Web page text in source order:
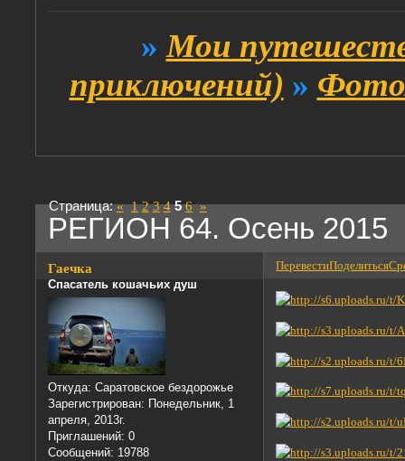
» Мои
приключений) »
РЕГИОН 64. Осень 2015
Страница:« 1 2 3 4 5 6 »
ПеревестиПоделиться
Гаечка
Спасатель кошачьих душ
Откуда: Саратовское бездорожье
Зарегистрирован: Понедельник, 1
апреля, 2013г.
Приглашений: 0
Сообщений: 19788